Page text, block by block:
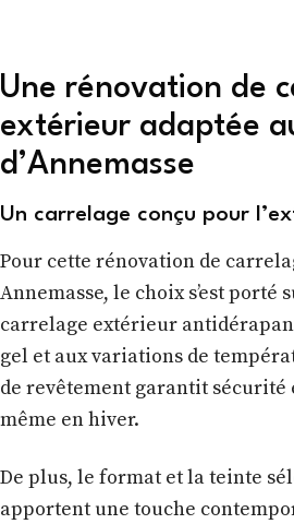
Une rénovation de
extérieur adaptée
d’Annemasse
Un carrelage conçu pour
Pour cette rénovation de
Annemasse, le choix s’est porté
carrelage extérieur
gel et aux variations de
de revêtement garantit sécurité
même en hiver.
De plus, le format et la teinte
apportent une touche